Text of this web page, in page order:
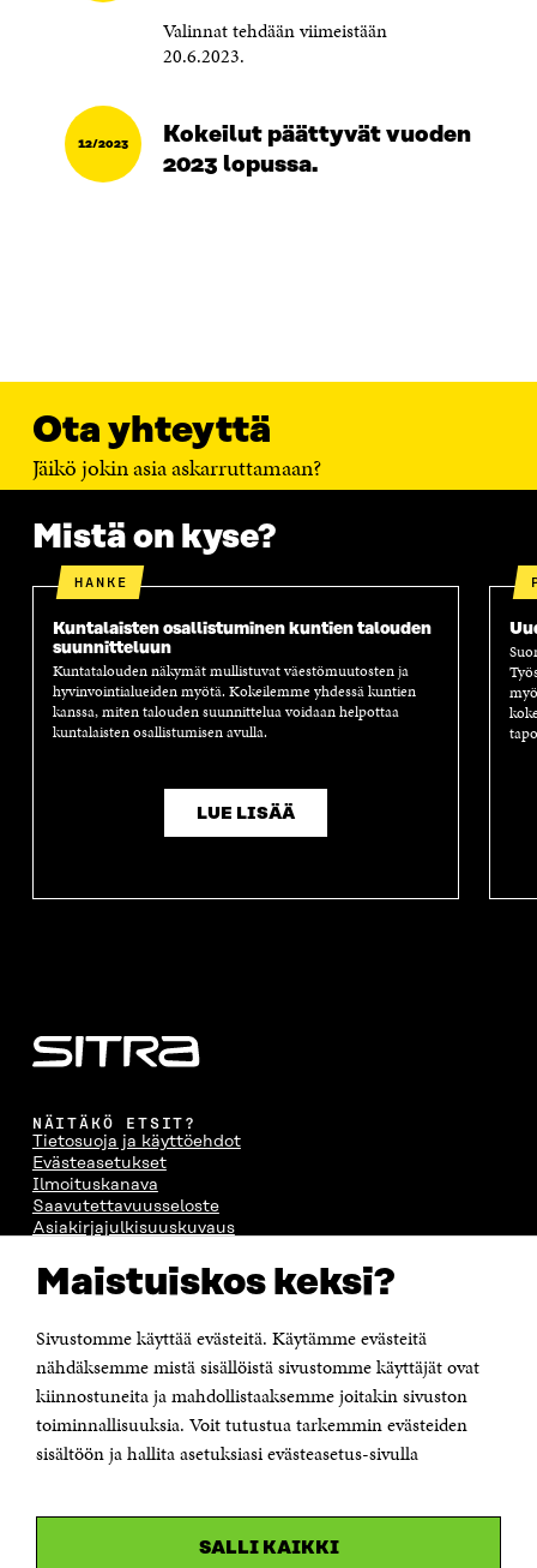
Maistuiskos keksi?
Sivustomme käyttää evästeitä. Käytämme evästeitä
nähdäksemme mistä sisällöistä sivustomme käyttäjät ovat
kiinnostuneita ja mahdollistaaksemme joitakin sivuston
toiminnallisuuksia. Voit tutustua tarkemmin evästeiden
sisältöön ja hallita asetuksiasi evästeasetus-sivulla
SALLI KAIKKI
Valinnat tehdään viimeistään
20.6.2023.
12/2023
Kokeilut päättyvät vuoden
2023 lopussa.
Ota yhteyttä
Jäikö jokin asia askarruttamaan?
Mistä on kyse?
HANKE
Kuntalaisten osallistuminen kuntien talouden
suunnitteluun
Kuntatalouden näkymät mullistuvat väestömuutosten ja
hyvinvointialueiden myötä. Kokeilemme yhdessä kuntien
kanssa, miten talouden suunnittelua voidaan helpottaa
kuntalaisten osallistumisen avulla.
LUE LISÄÄ
NÄITÄKÖ ETSIT?
Tietosuoja ja käyttöehdot
Evästeasetukset
Ilmoituskanava
Saavutettavuusseloste
Asiakirjajulkisuuskuvaus
Suomen itsenäisyyden juhlarahasto Sitra
Itämerenkatu 11-13, PL 160,
00181 Helsinki
Puhelin +358 294 618 991
etunimi.sukunimi@sitra.fi tai sitra@sitra.fi